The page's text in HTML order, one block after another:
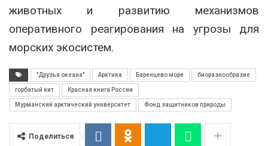
животных и развитию механизмов
оперативного реагирования на угрозы для
морских экосистем.
"Друзья океана" Арктика Баренцево море биоразнообразие
горбатый кит Красная книга России
Мурманский арктический университет Фонд защитников природы
Поделиться